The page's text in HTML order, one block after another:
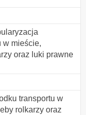
w mieście,
oraz luki prawne
transportu w
rolkarzy oraz